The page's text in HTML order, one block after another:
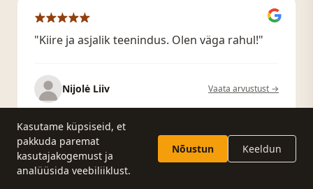
"Kiire ja asjalik teenindus. Olen väga rahul!"
Nijolė Liiv Vaata arvustust →
Küsi pakkumist Helista
Kasutame küpsiseid, et
pakkuda paremat
kasutajakogemust ja
analüüsida veebiliiklust.
Nõustun Keeldun